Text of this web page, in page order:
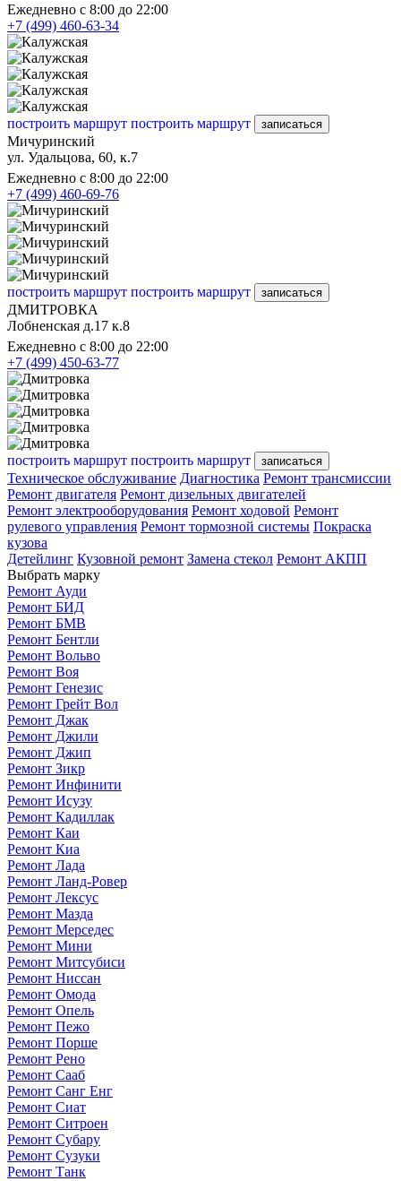
Ежедневно с 8:00 до 22:00
+7 (499) 460-63-34
построить маршрут построить маршрут записаться
Мичуринский
ул. Удальцова, 60, к.7
Ежедневно с 8:00 до 22:00
+7 (499) 460-69-76
построить маршрут построить маршрут записаться
ДМИТРОВКА
Лобненская д.17 к.8
Ежедневно с 8:00 до 22:00
+7 (499) 450-63-77
построить маршрут построить маршрут записаться
Техническое обслуживание Диагностика Ремонт трансмиссии
Ремонт двигателя Ремонт дизельных двигателей
Ремонт электрооборудования Ремонт ходовой Ремонт
рулевого управления Ремонт тормозной системы Покраска
кузова
Детейлинг Кузовной ремонт Замена стекол Ремонт АКПП
Выбрать марку
Ремонт Ауди
Ремонт БИД
Ремонт БМВ
Ремонт Бентли
Ремонт Вольво
Ремонт Воя
Ремонт Генезис
Ремонт Грейт Вол
Ремонт Джак
Ремонт Джили
Ремонт Джип
Ремонт Зикр
Ремонт Инфинити
Ремонт Исузу
Ремонт Кадиллак
Ремонт Каи
Ремонт Киа
Ремонт Лада
Ремонт Ланд-Ровер
Ремонт Лексус
Ремонт Мазда
Ремонт Мерседес
Ремонт Мини
Ремонт Митсубиси
Ремонт Ниссан
Ремонт Омода
Ремонт Опель
Ремонт Пежо
Ремонт Порше
Ремонт Рено
Ремонт Сааб
Ремонт Санг Енг
Ремонт Сиат
Ремонт Ситроен
Ремонт Субару
Ремонт Сузуки
Ремонт Танк